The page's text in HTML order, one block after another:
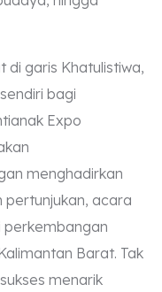
garis Khatulistiwa,
bagi
Expo
menghadirkan
pertunjukan, acara
perkembangan
Barat. Tak
menarik